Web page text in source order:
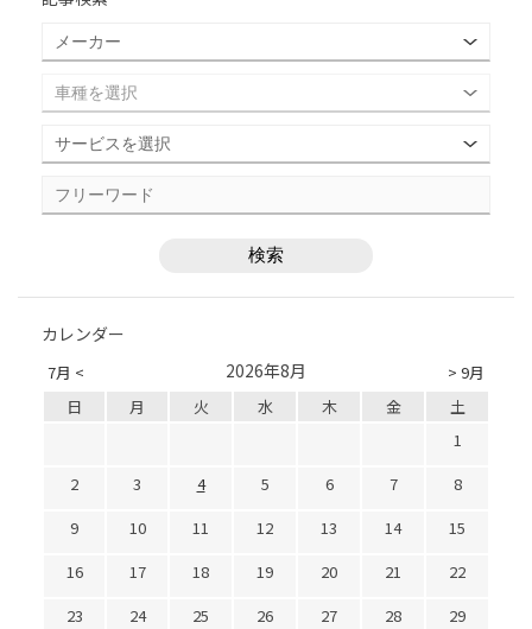
カレンダー
7月 < > 9月
2026年8月
日 月 火 水 木 金
土
1
2
3 4 5 6 7
8
9
10 11 12 13 14
15
16
17 18 19 20 21
22
23
24 25 26 27 28
29